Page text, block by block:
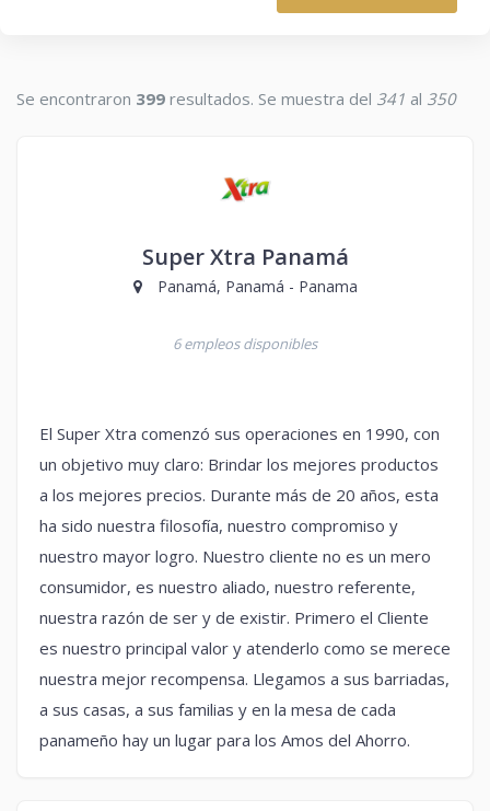
Se encontraron 399 resultados. Se muestra del 341 al 350
Super Xtra Panamá
Panamá, Panamá - Panama
6 empleos disponibles
El Super Xtra comenzó sus operaciones en 1990, con
un objetivo muy claro: Brindar los mejores productos
a los mejores precios. Durante más de 20 años, esta
ha sido nuestra filosofía, nuestro compromiso y
nuestro mayor logro. Nuestro cliente no es un mero
consumidor, es nuestro aliado, nuestro referente,
nuestra razón de ser y de existir. Primero el Cliente
es nuestro principal valor y atenderlo como se merece
nuestra mejor recompensa. Llegamos a sus barriadas,
a sus casas, a sus familias y en la mesa de cada
panameño hay un lugar para los Amos del Ahorro.